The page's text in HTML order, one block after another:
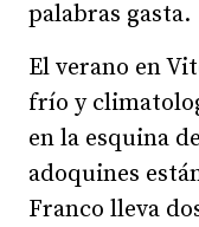
palabras gasta.
El verano en
frío y
en la esquina
adoquines
Franco lleva